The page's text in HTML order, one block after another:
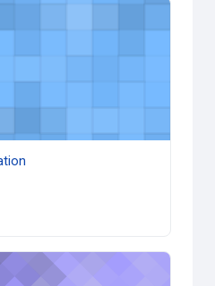
GM)